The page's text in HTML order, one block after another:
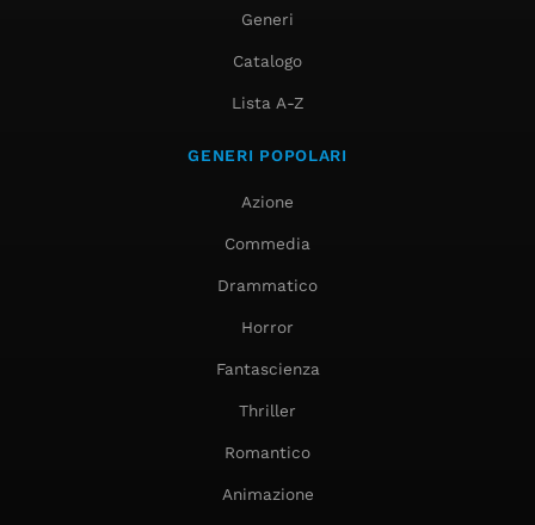
Generi
Catalogo
Lista A-Z
GENERI POPOLARI
Azione
Commedia
Drammatico
Horror
Fantascienza
Thriller
Romantico
Animazione